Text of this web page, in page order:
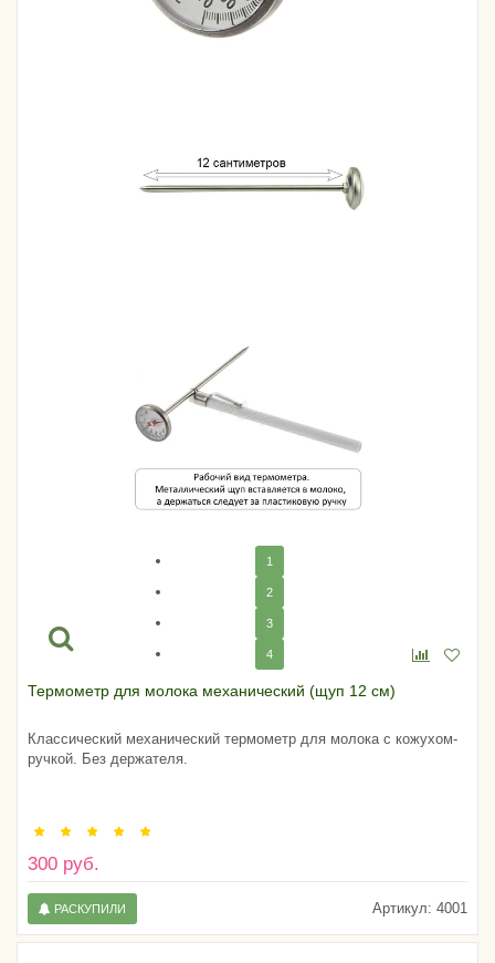
1
2
3
4
Термометр для молока механический (щуп 12 см)
Классический механический термометр для молока с кожухом-
ручкой. Без держателя.
300 руб.
Артикул: 4001
РАСКУПИЛИ